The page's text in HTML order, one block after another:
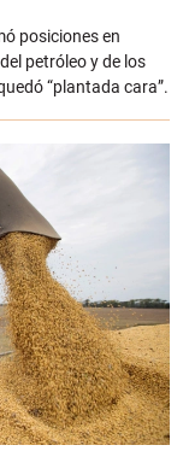
posiciones en
petróleo y de los
“plantada cara”.